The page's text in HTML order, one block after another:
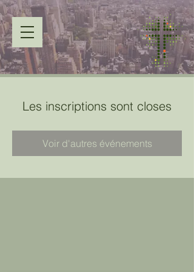
Les inscriptions sont closes
Voir d'autres événements